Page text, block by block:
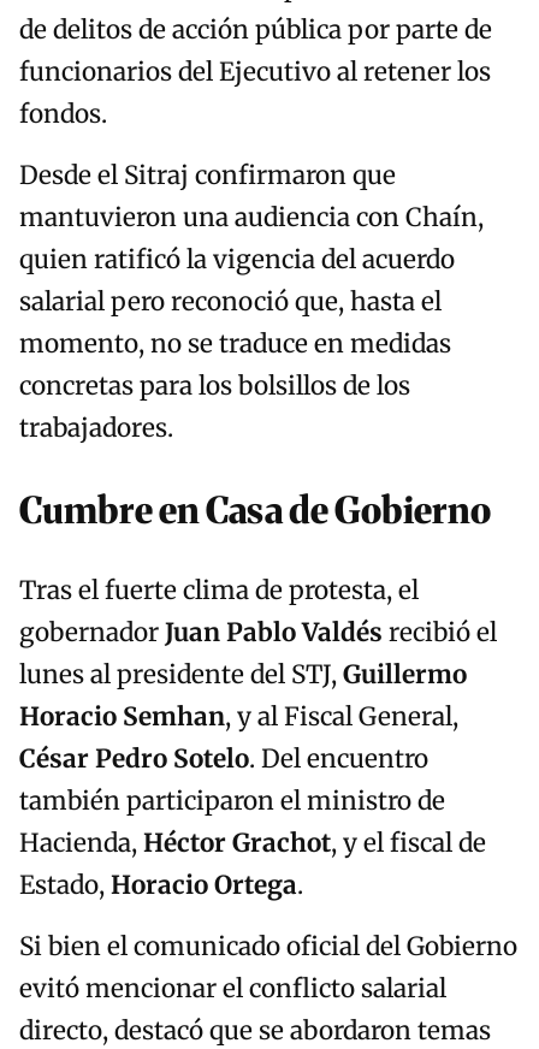
de delitos de acción pública por parte de
funcionarios del Ejecutivo al retener los
fondos.
Desde el Sitraj confirmaron que
mantuvieron una audiencia con Chaín,
quien ratificó la vigencia del acuerdo
salarial pero reconoció que, hasta el
momento, no se traduce en medidas
concretas para los bolsillos de los
trabajadores.
Cumbre en Casa de Gobierno
Tras el fuerte clima de protesta, el
gobernadorJuan Pablo Valdés recibió el
lunes al presidente del STJ,Guillermo
Horacio Semhan, y al Fiscal General,
César Pedro Sotelo. Del encuentro
también participaron el ministro de
Hacienda,Héctor Grachot, y el fiscal de
Estado,Horacio Ortega.
Si bien el comunicado oficial del Gobierno
evitó mencionar el conflicto salarial
directo, destacó que se abordaron temas